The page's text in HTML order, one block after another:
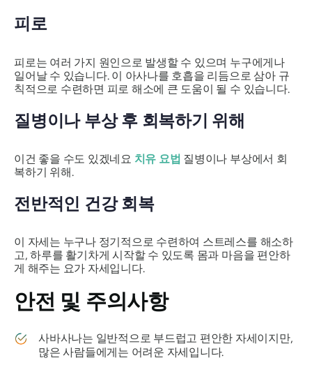
피로
피로는 여러 가지 원인으로 발생할 수 있으며 누구에게나
일어날 수 있습니다. 이 아사나를 호흡을 리듬으로 삼아 규
칙적으로 수련하면 피로 해소에 큰 도움이 될 수 있습니다.
질병이나 부상 후 회복하기 위해
이건 좋을 수도 있겠네요 치유 요법 질병이나 부상에서 회
복하기 위해.
전반적인 건강 회복
이 자세는 누구나 정기적으로 수련하여 스트레스를 해소하
고, 하루를 활기차게 시작할 수 있도록 몸과 마음을 편안하
게 해주는 요가 자세입니다.
안전 및 주의사항
사바사나는 일반적으로 부드럽고 편안한 자세이지만,
많은 사람들에게는 어려운 자세입니다.